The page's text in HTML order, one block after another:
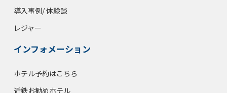
導入事例/ 体験談
レジャー
インフォメーション
ホテル予約はこちら
近鉄お勧めホテル